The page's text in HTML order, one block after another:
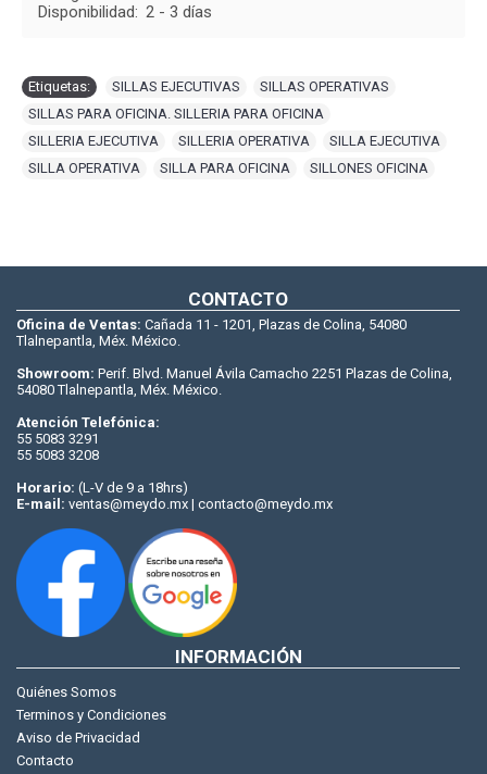
Disponibilidad: 2 - 3 días
Etiquetas: SILLAS EJECUTIVAS SILLAS OPERATIVAS
SILLAS PARA OFICINA. SILLERIA PARA OFICINA
SILLERIA EJECUTIVA
SILLERIA OPERATIVA SILLA EJECUTIVA
SILLA OPERATIVA
SILLA PARA OFICINA SILLONES OFICINA
CONTACTO
Oficina de Ventas: Cañada 11 - 1201, Plazas de Colina, 54080
Tlalnepantla, Méx. México.
Showroom: Perif. Blvd. Manuel Ávila Camacho 2251 Plazas de Colina,
54080 Tlalnepantla, Méx. México.
Atención Telefónica:
55 5083 3291
55 5083 3208
Horario: (L-V de 9 a 18hrs)
E-mail: ventas@meydo.mx | contacto@meydo.mx
INFORMACIÓN
Quiénes Somos
Terminos y Condiciones
Aviso de Privacidad
Contacto